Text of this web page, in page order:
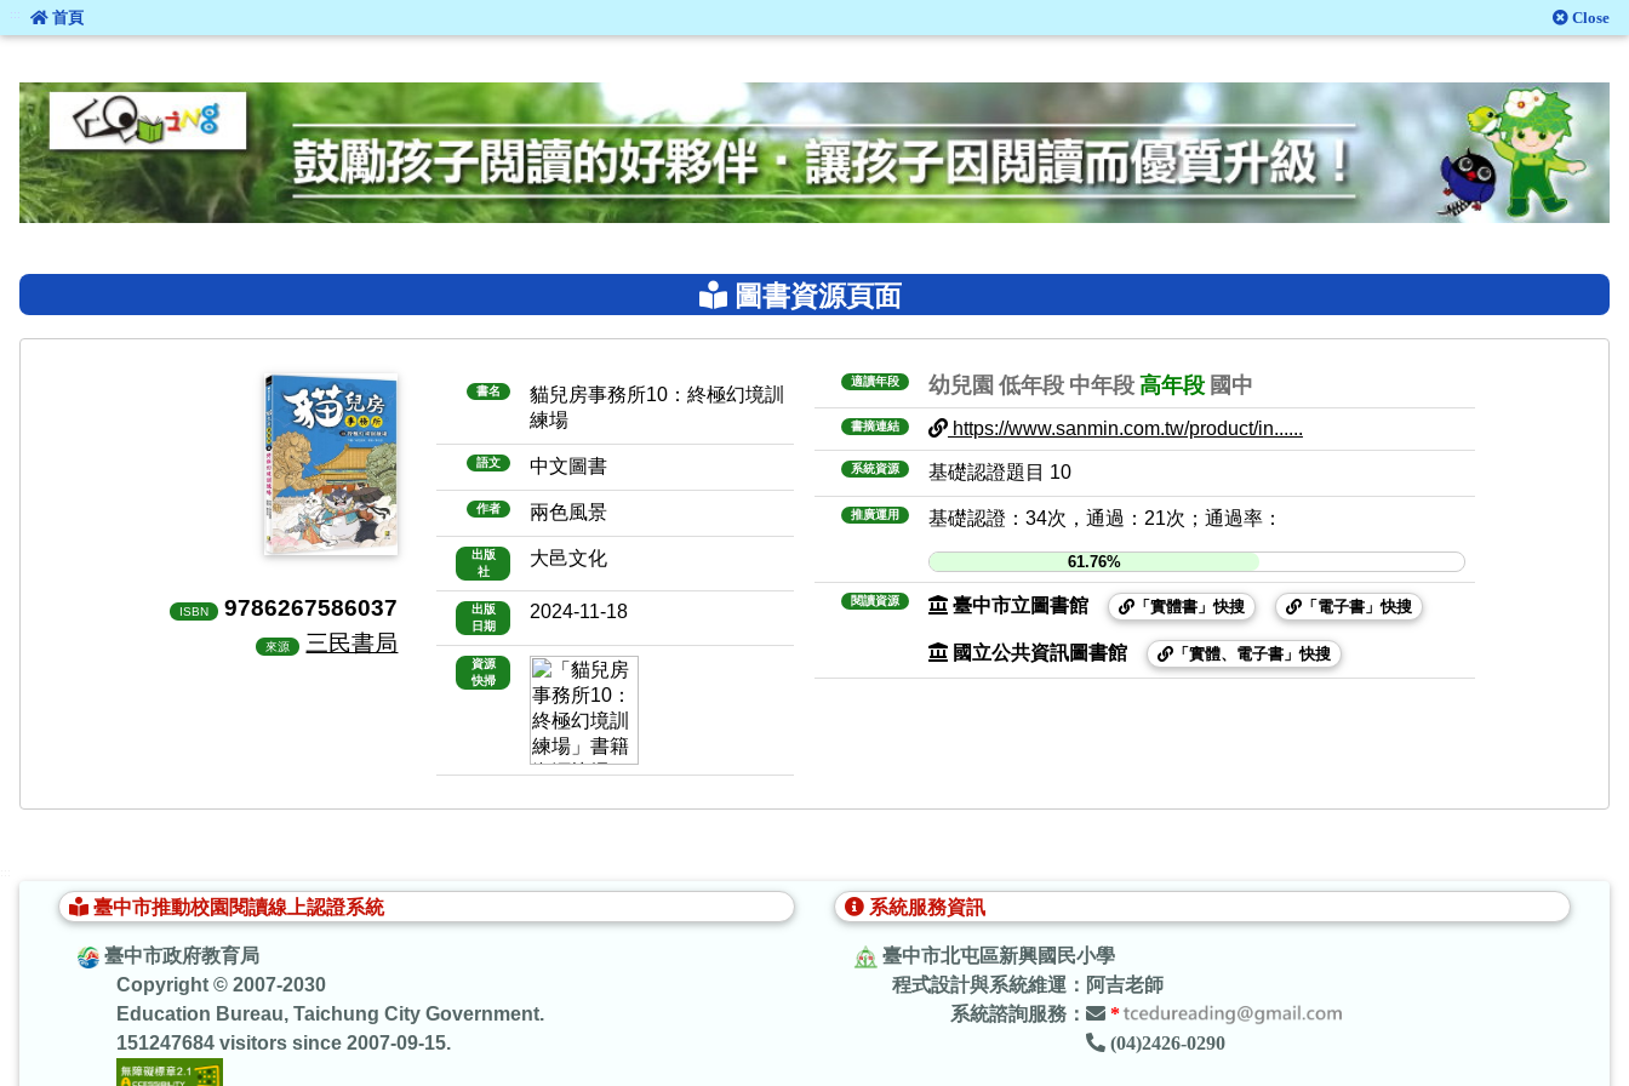
::: 首頁 Close
圖書資源頁面
ISBN 9786267586037
來源 三民書局
書名
貓兒房事務所10：終極幻境訓
練場
語文 中文圖書
作者 兩色風景
出版
社
大邑文化
出版
日期
2024-11-18
資源
快掃
適讀年段 幼兒園 低年段 中年段 高年段 國中
書摘連結 https://www.sanmin.com.tw/product/in......
系統資源 基礎認證題目 10
推廣運用 基礎認證：34次，通過：21次；通過率：
61.76%
閱讀資源 臺中市立圖書館 「實體書」快搜 「電子書」快搜
國立公共資訊圖書館 「實體、電子書」快搜
臺中市推動校園閱讀線上認證系統
臺中市政府教育局
Copyright © 2007-2030
Education Bureau, Taichung City Government.
151247684 visitors since 2007-09-15.
系統服務資訊
臺中市北屯區新興國民小學
程式設計與系統維運：阿吉老師
系統諮詢服務：
*
(04)2426-0290